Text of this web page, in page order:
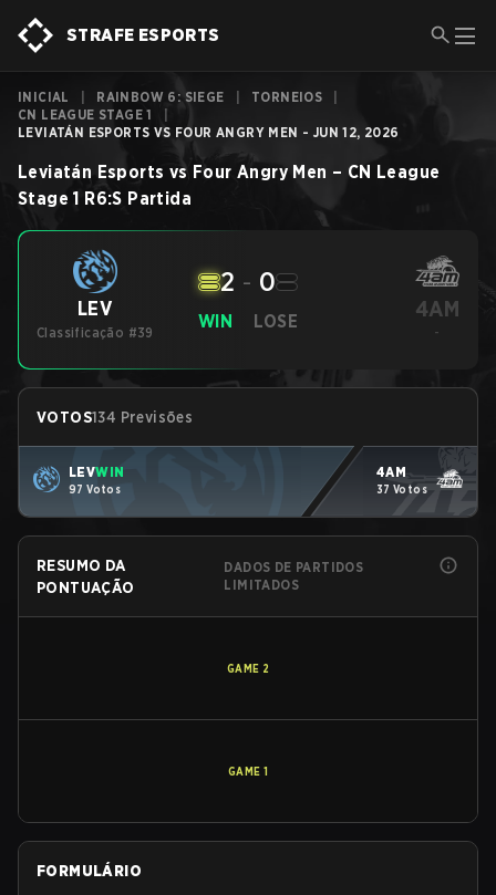
STRAFE ESPORTS
INICIAL RAINBOW 6: SIEGE TORNEIOS
CN LEAGUE STAGE 1
LEVIATÁN ESPORTS VS FOUR ANGRY MEN - JUN 12, 2026
Leviatán Esports vs Four Angry Men – CN League
Stage 1 R6:S Partida
LEV
Classificação #39
WIN
2 - 0
LOSE 4AM
-
VOTOS134 Previsões
LEVWIN
97 Votos
4AM
37 Votos
RESUMO DA
PONTUAÇÃO
DADOS DE PARTIDOS
LIMITADOS
GAME 2
GAME 1
FORMULÁRIO